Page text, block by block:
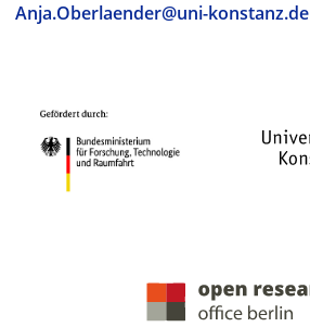
Anja.Oberlaender@uni-konstanz.de